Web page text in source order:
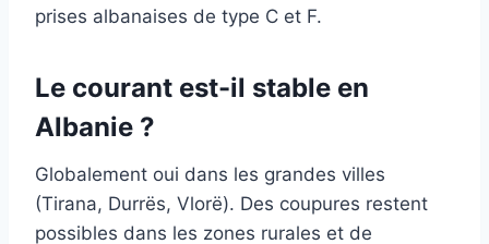
prises albanaises de type C et F.
Le courant est-il stable en
Albanie ?
Globalement oui dans les grandes villes
(Tirana, Durrës, Vlorë). Des coupures restent
possibles dans les zones rurales et de